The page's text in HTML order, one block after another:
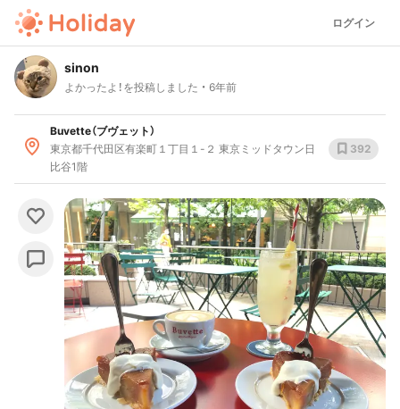
ログイン
sinon
よかったよ！を投稿しました 6年前
Buvette（ブヴェット）
東京都千代田区有楽町１丁目１-２ 東京ミッドタウン日
比谷1階
392